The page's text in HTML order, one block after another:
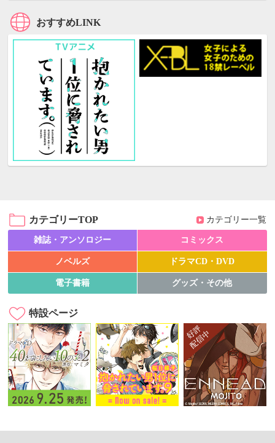
おすすめLINK
カテゴリーTOP カテゴリー一覧
雑誌・アンソロジー コミックス
ノベルズ ドラマCD・DVD
電子書籍 グッズ・その他
特設ページ